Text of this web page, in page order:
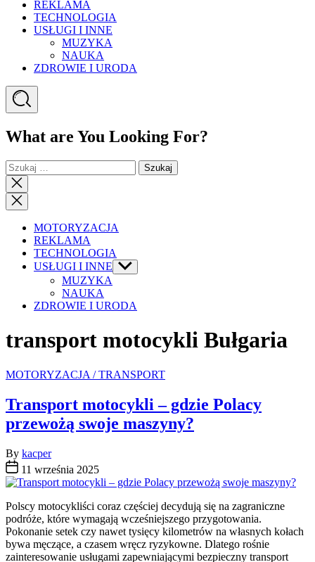
REKLAMA
TECHNOLOGIA
USŁUGI I INNE
MUZYKA
NAUKA
ZDROWIE I URODA
Search
What are You Looking For?
Szukaj:
Close
search
Close
Menu
MOTORYZACJA
REKLAMA
TECHNOLOGIA
USŁUGI I INNE Show
sub
MUZYKA
NAUKA
ZDROWIE I URODA
transport motocykli Bułgaria
Categories
MOTORYZACJA / TRANSPORT
Transport motocykli – gdzie Polacy
przewożą swoje maszyny?
By kacper
11 września 2025
Polscy motocykliści coraz częściej decydują się na zagraniczne
podróże, które wymagają wcześniejszego przygotowania.
Pokonanie setek czy nawet tysięcy kilometrów na własnych kołach
bywa męczące, a czasem wręcz ryzykowne. Dlatego rośnie
zainteresowanie usługami zapewniającymi bezpieczny transport